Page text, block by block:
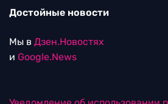
Достойные новости
Мы в Дзен.Новостях
и Google.News